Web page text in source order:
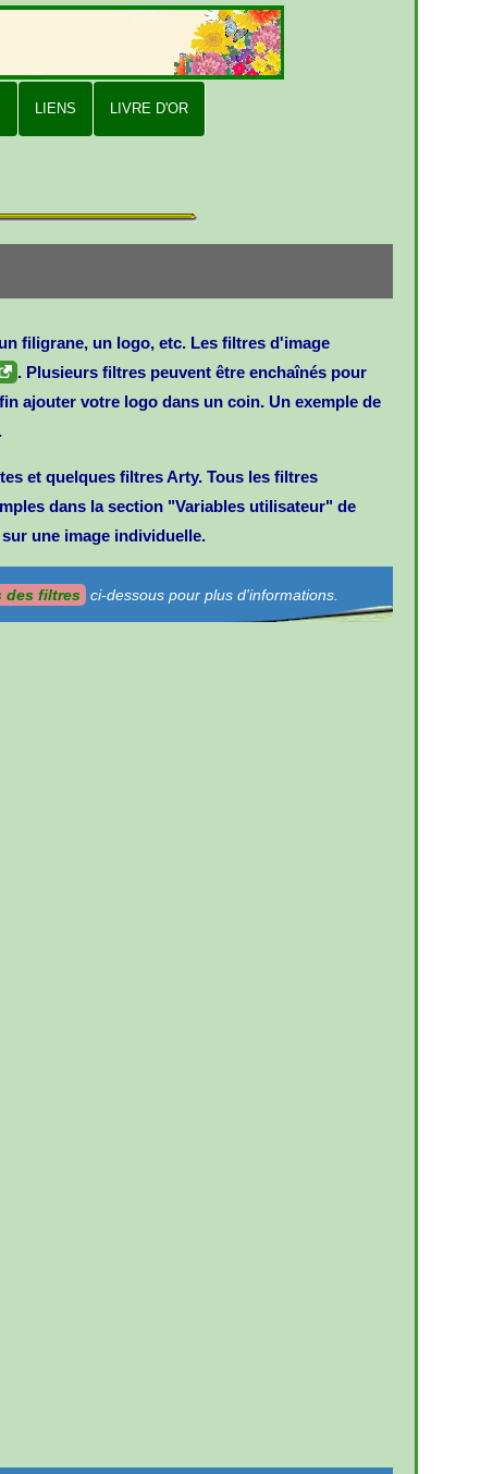
LIENS LIVRE D'OR
filigrane, un logo, etc. Les filtres d'image
. Plusieurs filtres peuvent être enchaînés pour
ajouter votre logo dans un coin. Un exemple de
et quelques filtres Arty. Tous les filtres
dans la section "Variables utilisateur" de
une image individuelle.
des filtres ci-dessous pour plus d'informations.